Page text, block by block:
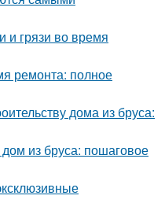
и грязи во время
ремонта: полное
дома из бруса:
из бруса: пошаговое